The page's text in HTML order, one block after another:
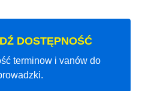
DOSTĘPNOŚĆ
terminow i vanów do